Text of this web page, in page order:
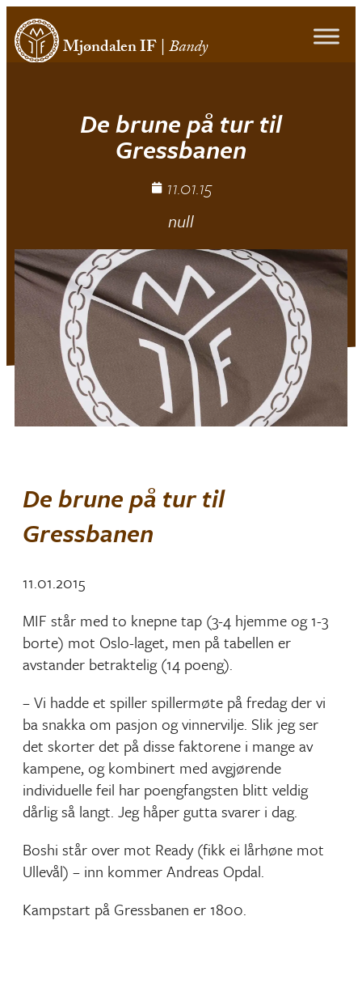
Mjøndalen IF|Bandy
De brune på tur til
Gressbanen
11.01.15
null
De brune på tur til
Gressbanen
11.01.2015
MIF står med to knepne tap (3-4 hjemme og 1-3
borte) mot Oslo-laget, men på tabellen er
avstander betraktelig (14 poeng).
– Vi hadde et spiller spillermøte på fredag der vi
ba snakka om pasjon og vinnervilje. Slik jeg ser
det skorter det på disse faktorene i mange av
kampene, og kombinert med avgjørende
individuelle feil har poengfangsten blitt veldig
dårlig så langt. Jeg håper gutta svarer i dag.
Boshi står over mot Ready (fikk ei lårhøne mot
Ullevål) – inn kommer Andreas Opdal.
Kampstart på Gressbanen er 1800.